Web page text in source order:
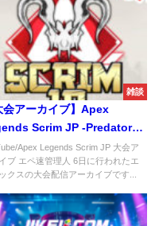
雑談
会アーカイブ】Apex
Scrim JP -Predators
【2020/06/06】
Apex Legends Scrim JP 大会ア
ブ エペ速管理人 6日に行われたエ
クスの大会配信アーカイブです...